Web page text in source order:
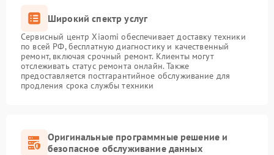
Широкий спектр услуг
Сервисный центр Xiaomi обеспечивает доставку техники
по всей РФ, бесплатную диагностику и качественный
ремонт, включая срочный ремонт. Клиенты могут
отслеживать статус ремонта онлайн. Также
предоставляется постгарантийное обслуживание для
продления срока службы техники
Оригинальные программные решение и
безопасное обслуживание данных